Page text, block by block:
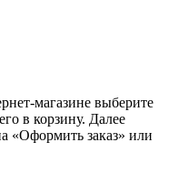
магазине выберите
в корзину. Далее
«Оформить заказ» или